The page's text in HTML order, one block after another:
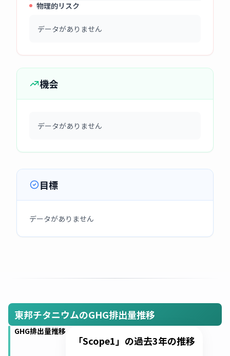
物理的リスク
データがありません
機会
データがありません
目標
データがありません
東邦チタニウムのGHG排出量推移
GHG排出量推移
「Scope1」の過去3年の推移